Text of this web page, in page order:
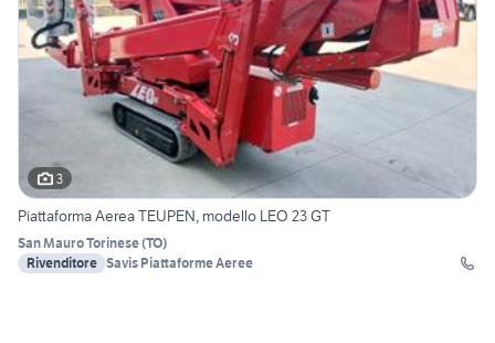
3
Piattaforma Aerea TEUPEN, modello LEO 23 GT
San Mauro Torinese(TO)
Rivenditore Savis Piattaforme Aeree